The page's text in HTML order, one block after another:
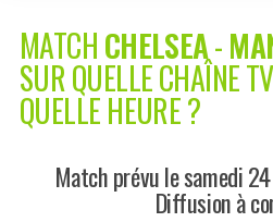
MATCHCHELSEA-
SUR QUELLE CHAÎNE
QUELLE HEURE ?
Match prévu le samedi
Diffusion à